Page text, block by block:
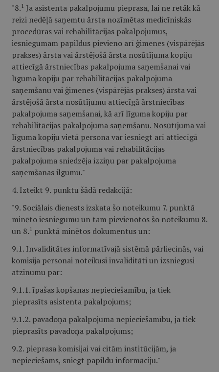
"8. 1 Ja asistenta pakalpojumu pieprasa, lai ne retāk kā
reizi nedēļā saņemtu ārsta nozīmētas medicīniskās
procedūras vai rehabilitācijas pakalpojumus,
iesniegumam papildus pievieno arī ģimenes (vispārējās
prakses) ārsta vai ārstējošā ārsta nosūtījuma kopiju
attiecīgā ārstniecības pakalpojuma saņemšanai vai
līguma kopiju par rehabilitācijas pakalpojuma
saņemšanu vai ģimenes (vispārējās prakses) ārsta vai
ārstējošā ārsta nosūtījumu attiecīgā ārstniecības
pakalpojuma saņemšanai, kā arī līguma kopiju par
rehabilitācijas pakalpojuma saņemšanu. Nosūtījuma vai
līguma kopiju vietā persona var iesniegt arī attiecīgā
ārstniecības pakalpojuma vai rehabilitācijas
pakalpojuma sniedzēja izziņu par pakalpojuma
saņemšanas ilgumu."
4. Izteikt 9. punktu šādā redakcijā:
"9. Sociālais dienests izskata šo noteikumu 7. punktā
minēto iesniegumu un tam pievienotos šo noteikumu 8.
un 8. 1 punktā minētos dokumentus un:
9.1. Invaliditātes informatīvajā sistēmā pārliecinās, vai
komisija personai noteikusi invaliditāti un izsniegusi
atzinumu par:
9.1.1. īpašas kopšanas nepieciešamību, ja tiek
pieprasīts asistenta pakalpojums;
9.1.2. pavadoņa pakalpojuma nepieciešamību, ja tiek
pieprasīts pavadoņa pakalpojums;
9.2. pieprasa komisijai vai citām institūcijām, ja
nepieciešams, sniegt papildu informāciju."